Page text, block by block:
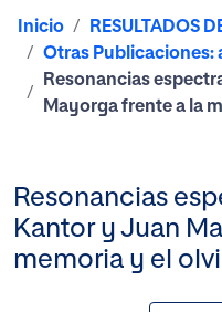
Inicio
RESULTADOS
Otras Publicaciones:
Resonancias
Mayorga frente a la
Resonancias
Kantor y Juan
memoria y el